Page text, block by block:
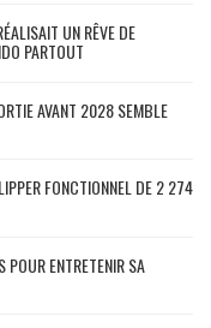
UN RÊVE DE
PARTOUT
AVANT 2028 SEMBLE
FONCTIONNEL DE 2 274
ENTRETENIR SA